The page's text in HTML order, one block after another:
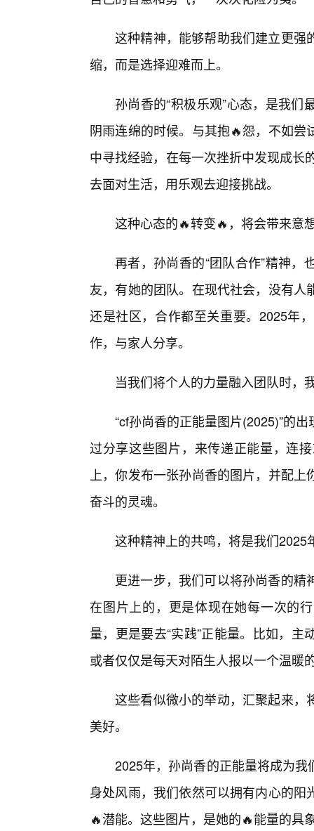
这种精神，能够帮助我们建立更强
缩，而是选择迎难而上。
孙尚香的“积极乐观”心态，是我
阴雨连绵的时候。与其抱🔥怨，不如
中寻找经验，在每一次挫折中发现成长
去面对生活，用乐观去迎接挑战。
这种心态的🔥转变🔥，将会带来意
再者，孙尚香的“团队合作”精神
友，有她的团队。在现代社会，没有
还是社区，合作都至关重要。2025年
作，与家人分享。
当我们将个人的力量融入团队时，
“cf孙尚香的正能量图片(2025)”的
过分享这些图片，来传递正能量，连
上，你发布一张孙尚香的图片，并配
奋斗的灵魂。
这种精神上的共鸣，将是我们
更进一步，我们可以将孙尚香的
在图片上的，更是体现在她每一次的
量，更是要去“实践”正能量。比如，
或者仅仅是每天对陌生人报以一个温暖
这些看似微小的举动，汇聚起来，
美好。
2025年，孙尚香的正能量将成为
身处风雨，我们依然可以拥有内心的
🔥潜能。这些图片，是她的🔥能量的具